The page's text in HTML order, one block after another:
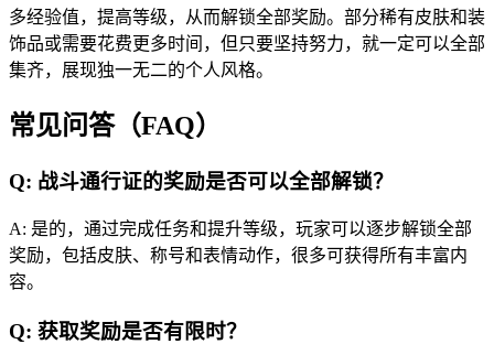
多经验值，提高等级，从而解锁全部奖励。部分稀有皮肤和装
饰品或需要花费更多时间，但只要坚持努力，就一定可以全部
集齐，展现独一无二的个人风格。
常见问答（FAQ）
Q: 战斗通行证的奖励是否可以全部解锁？
A: 是的，通过完成任务和提升等级，玩家可以逐步解锁全部
奖励，包括皮肤、称号和表情动作，很多可获得所有丰富内
容。
Q: 获取奖励是否有限时？